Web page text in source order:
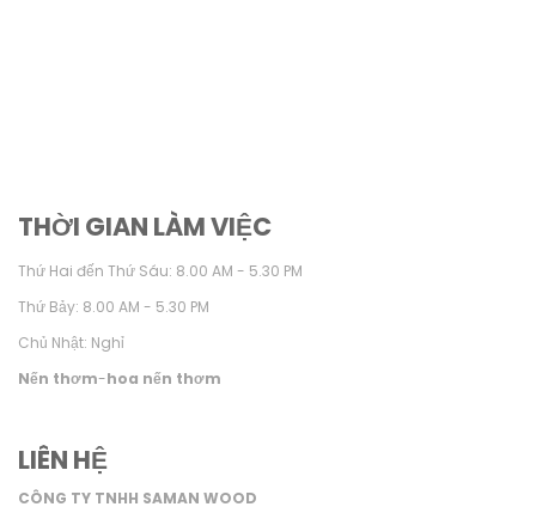
THỜI GIAN LÀM VIỆC
Thứ Hai đến Thứ Sáu: 8.00 AM - 5.30 PM
Thứ Bảy: 8.00 AM - 5.30 PM
Chủ Nhật: Nghỉ
Nến thơm-hoa nến thơm
LIÊN HỆ
CÔNG TY TNHH SAMAN WOOD